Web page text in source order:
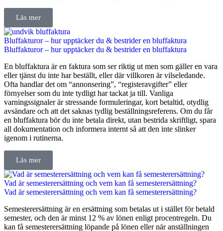
Läs mer
Bluffakturor – hur upptäcker du & bestrider en bluffaktura
Bluffakturor – hur upptäcker du & bestrider en bluffaktura
En bluffaktura är en faktura som ser riktig ut men som gäller en vara
eller tjänst du inte har beställt, eller där villkoren är vilseledande.
Ofta handlar det om “annonsering”, “registeravgifter” eller
förnyelser som du inte tydligt har tackat ja till. Vanliga
varningssignaler är stressande formuleringar, kort betaltid, otydlig
avsändare och att det saknas tydlig beställningsreferens. Om du får
en bluffaktura bör du inte betala direkt, utan bestrida skriftligt, spara
all dokumentation och informera internt så att den inte slinker
igenom i rutinerna.
Läs mer
Vad är semesterersättning och vem kan få semesterersättning?
Vad är semesterersättning och vem kan få semesterersättning?
Semesterersättning är en ersättning som betalas ut i stället för betald
semester, och den är minst 12 % av lönen enligt procentregeln. Du
kan få semesterersättning löpande på lönen eller när anställningen